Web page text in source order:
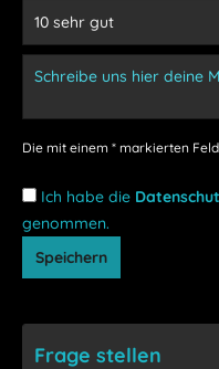
Die mit einem * markierten
Ich habe die
genommen.
Speichern
Frage stellen